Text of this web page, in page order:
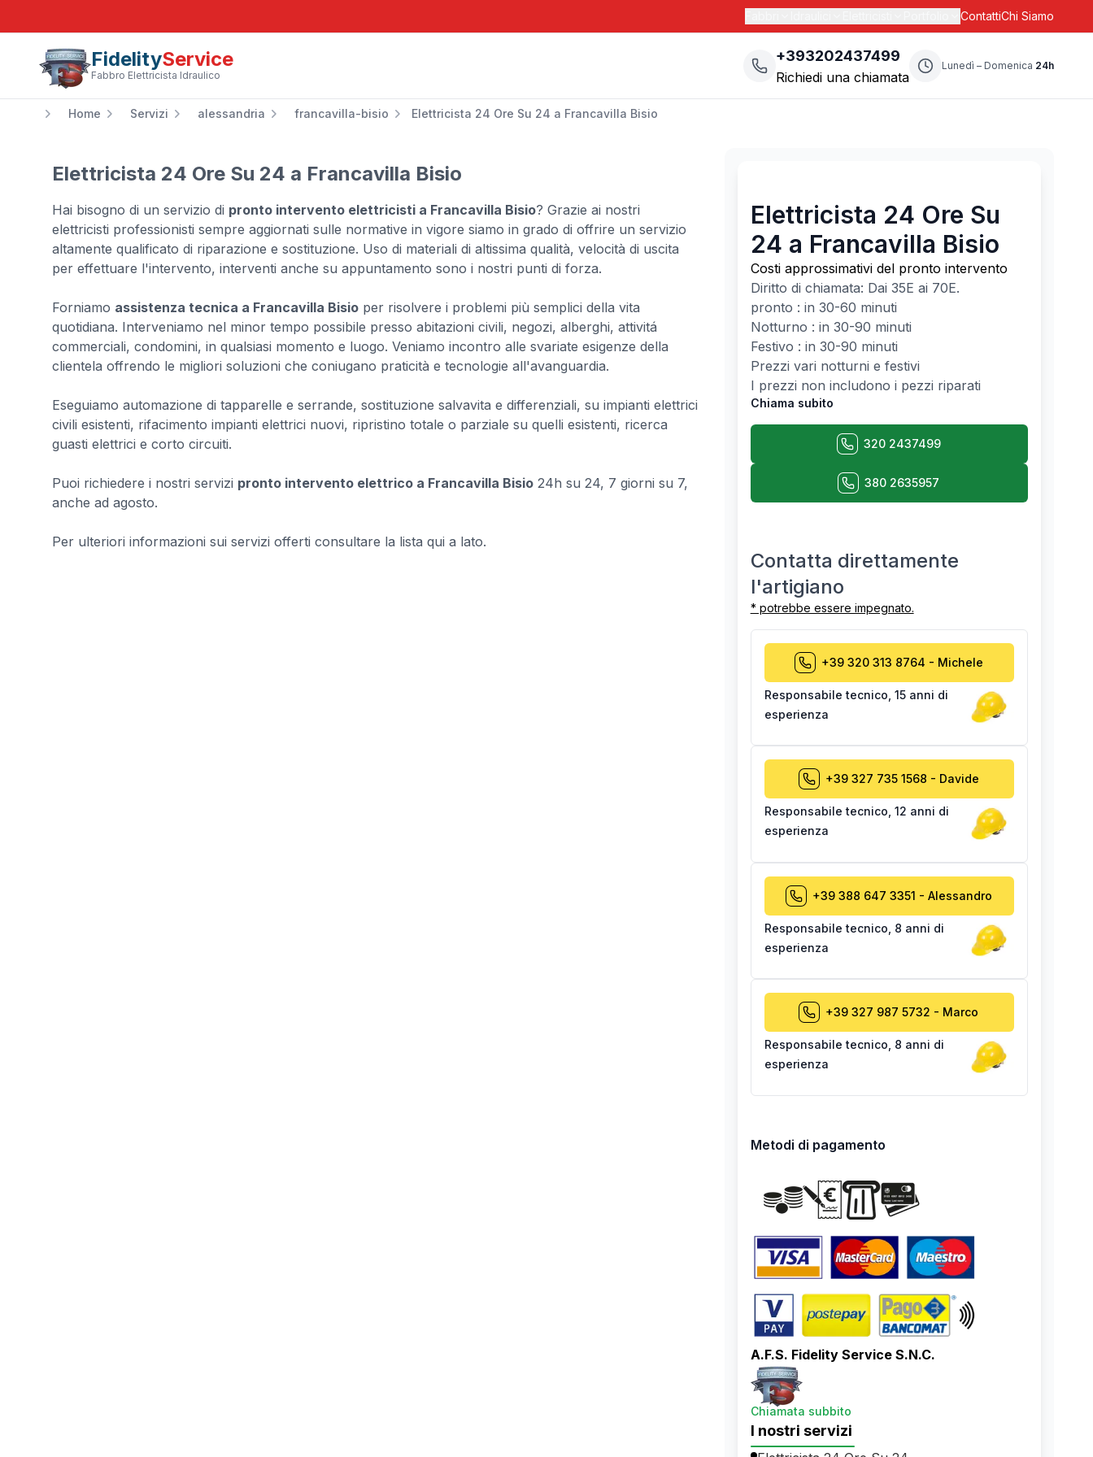
ContattiChi Siamo
FidelityService
Fabbro Elettricista Idraulico
+393202437499
Richiedi una chiamata
Lunedì – Domenica 24h
Home Servizi alessandria francavilla-bisio Elettricista 24 Ore Su 24 a Francavilla Bisio
Elettricista 24 Ore Su 24 a Francavilla Bisio
Hai bisogno di un servizio di pronto intervento elettricisti a Francavilla Bisio? Grazie ai nostri
elettricisti professionisti sempre aggiornati sulle normative in vigore siamo in grado di offrire un servizio
altamente qualificato di riparazione e sostituzione. Uso di materiali di altissima qualità, velocità di uscita
per effettuare l'intervento, interventi anche su appuntamento sono i nostri punti di forza.
Forniamo assistenza tecnica a Francavilla Bisio per risolvere i problemi più semplici della vita
quotidiana. Interveniamo nel minor tempo possibile presso abitazioni civili, negozi, alberghi, attivitá
commerciali, condomini, in qualsiasi momento e luogo. Veniamo incontro alle svariate esigenze della
clientela offrendo le migliori soluzioni che coniugano praticità e tecnologie all'avanguardia.
Eseguiamo automazione di tapparelle e serrande, sostituzione salvavita e differenziali, su impianti elettrici
civili esistenti, rifacimento impianti elettrici nuovi, ripristino totale o parziale su quelli esistenti, ricerca
guasti elettrici e corto circuiti.
Puoi richiedere i nostri servizi pronto intervento elettrico a Francavilla Bisio 24h su 24, 7 giorni su 7,
anche ad agosto.
Per ulteriori informazioni sui servizi offerti consultare la lista qui a lato.
Elettricista 24 Ore Su
24 a Francavilla Bisio
Costi approssimativi del pronto intervento
Diritto di chiamata: Dai 35E ai 70E.
pronto : in 30-60 minuti
Notturno : in 30-90 minuti
Festivo : in 30-90 minuti
Prezzi vari notturni e festivi
I prezzi non includono i pezzi riparati
Chiama subito
320 2437499
380 2635957
Contatta direttamente
l'artigiano
* potrebbe essere impegnato.
+39 320 313 8764 - Michele
Responsabile tecnico 15 anni di
esperienza
+39 327 735 1568 - Davide
Responsabile tecnico 12 anni di
esperienza
+39 388 647 3351 - Alessandro
Responsabile tecnico 8 anni di
esperienza
+39 327 987 5732 - Marco
Responsabile tecnico 8 anni di
esperienza
Metodi di pagamento
A.F.S. Fidelity Service S.N.C.
Chiamata subbito
I nostri servizi